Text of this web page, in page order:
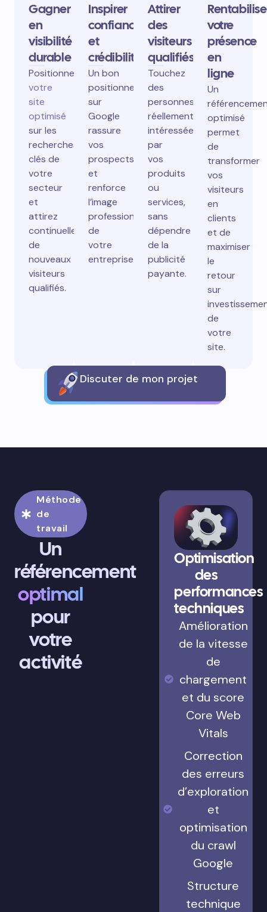
Gagner
en
visibilité
durable
Positionnez
votre
site
optimisé
sur les
recherches
clés de
votre
secteur
et
attirez
continuellement
de
nouveaux
visiteurs
qualifiés.
Inspirer
confiance
et
crédibilité
Un bon
positionnement
sur
Google
rassure
vos
prospects
et
renforce
l’image
professionnelle
de
votre
entreprise.
Attirer
des
visiteurs
qualifiés
Touchez
des
personnes
réellement
intéressées
par
vos
produits
ou
services,
sans
dépendre
de la
publicité
payante.
votre
présence
en
ligne
Un
optimisé
permet
de
transformer
vos
visiteurs
en
clients
et de
maximiser
le
retour
sur
de
votre
site.
Discuter de mon projet
Méthode
de
travail
Un
référencement
optimal
pour
votre
activité
Optimisation
des
performances
techniques
Amélioration
de la vitesse
de
chargement
et du score
Core Web
Vitals
Correction
des erreurs
d’exploration
et
optimisation
du crawl
Google
Structure
technique